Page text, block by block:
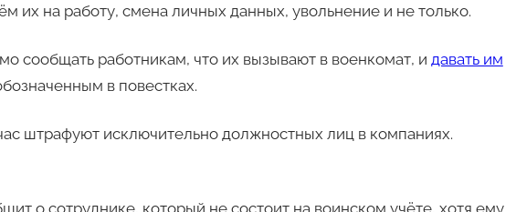
их на работу, смена личных данных, увольнение и не только.
сообщать работникам, что их вызывают в военкомат, и давать им
в повестках.
штрафуют исключительно должностных лиц в компаниях.
о сотруднике, который не состоит на воинском учёте, хотя ему